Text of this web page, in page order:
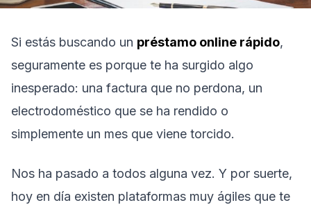
Si estás buscando un préstamo online rápido,
seguramente es porque te ha surgido algo
inesperado: una factura que no perdona, un
electrodoméstico que se ha rendido o
simplemente un mes que viene torcido.
Nos ha pasado a todos alguna vez. Y por suerte,
hoy en día existen plataformas muy ágiles que te